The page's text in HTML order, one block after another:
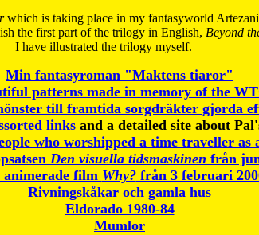
which is taking place in my fantasyworld
the first part of the trilogy in English, Beyond
I have illustrated the trilogy myself.
Min fantasyroman "Maktens tiaror"
patterns made in memory of the
till framtida sorgdräkter gjorda
links and a detailed site about
who worshipped a time traveller as
Den visuella tidsmaskinen från
film Why?från 3 februari
Rivningskåkar och gamla hus
Eldorado 1980-84
Mumlor